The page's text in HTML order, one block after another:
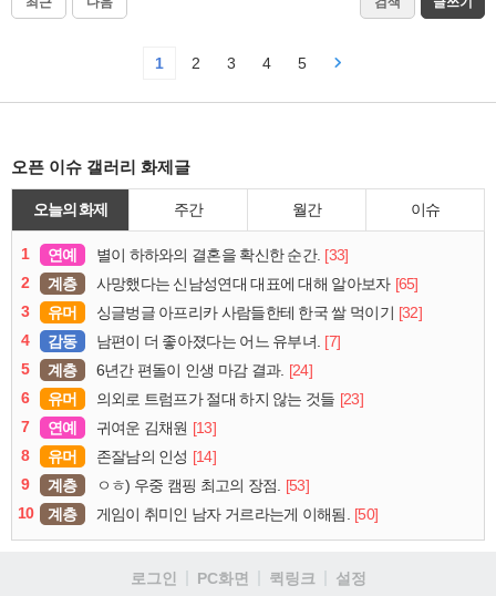
1 2 3 4 5
오픈 이슈 갤러리 화제글
오늘의 화제 주간 월간 이슈
1 연예 별이 하하와의 결혼을 확신한 순간. [33]
2
계층 사망했다는 신남성연대 대표에 대해 알아보자 [65]
3
유머 싱글벙글 아프리카 사람들한테 한국 쌀 먹이기 [32]
4
감동 남편이 더 좋아졌다는 어느 유부녀. [7]
5
계층 6년간 편돌이 인생 마감 결과. [24]
6
유머 의외로 트럼프가 절대 하지 않는 것들 [23]
7
연예 귀여운 김채원 [13]
8
유머 존잘남의 인성 [14]
9
계층 ㅇㅎ) 우중 캠핑 최고의 장점.
[53]
10
계층 게임이 취미인 남자 거르라는게 이해됨. [50]
로그인 PC화면 퀵링크 설정